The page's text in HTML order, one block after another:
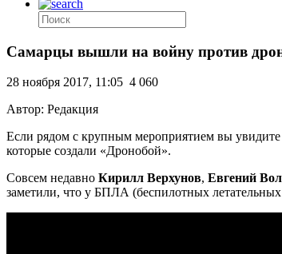
Самарцы вышли на войну против
28 ноября 2017, 11:05 4 060
Автор: Редакция
Если рядом с крупным мероприятием вы увидите
которые создали «Дронобой».
Совсем недавно Кирилл Верхунов, Евгений
заметили, что у БПЛА (беспилотных